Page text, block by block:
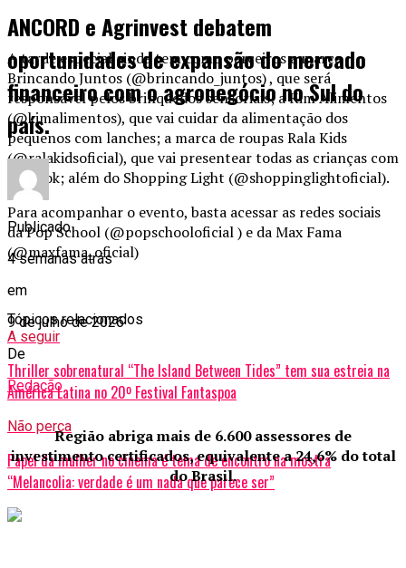
A tarde especial ainda tem como parceiros a marca
Brincando Juntos (@brincando_juntos) , que será
responsável pelos brinquedos sensoriais; a Kim Alimentos
(@kimalimentos), que vai cuidar da alimentação dos
pequenos com lanches; a marca de roupas Rala Kids
(@ralakidsoficial), que vai presentear todas as crianças com
um look; além do Shopping Light (@shoppinglightoficial).
Para acompanhar o evento, basta acessar as redes sociais
da Pop School (@popschooloficial ) e da Max Fama
(@maxfama_oficial)
Tópicos relacionados
A seguir
Thriller sobrenatural “The Island Between Tides” tem sua estreia na
América Latina no 20º Festival Fantaspoa
Não perca
Papel da mulher no cinema é tema de encontro na mostra
“Melancolia: verdade é um nada que parece ser”
ANCORD e Agrinvest debatem
oportunidades de expansão do mercado
financeiro com o agronegócio no Sul do
país.
Publicado
4 semanas atrás
em
9 de julho de 2026
De
Redação
Região abriga mais de 6.600 assessores de
investimento certificados, equivalente a 24,6% do total
do Brasil.